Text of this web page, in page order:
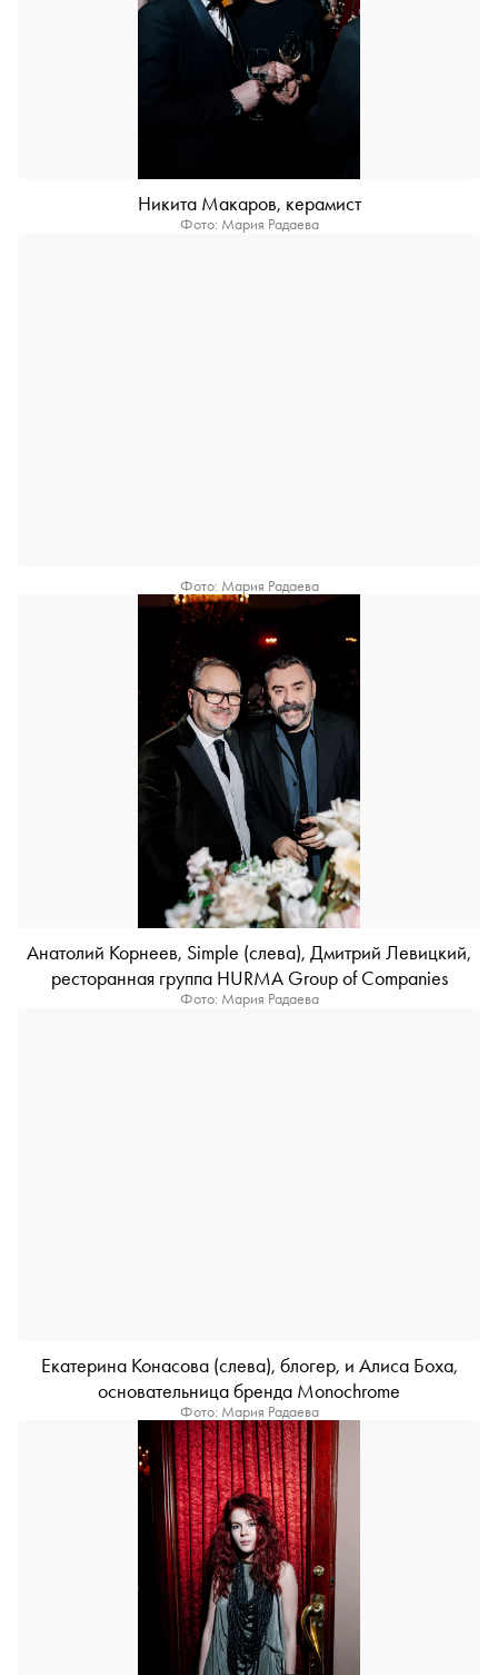
Никита Макаров, керамист
Фото: Мария Радаева
Фото: Мария Радаева
Анатолий Корнеев, Simple (слева), Дмитрий Левицкий,
ресторанная группа HURMA Group of Companies
Фото: Мария Радаева
Екатерина Конасова (слева), блогер, и Алиса Боха,
основательница бренда Monochrome
Фото: Мария Радаева